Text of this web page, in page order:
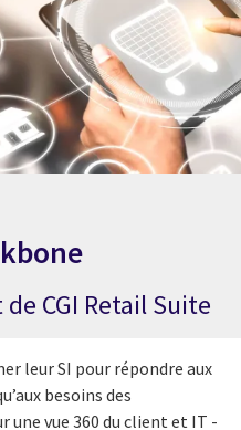
CGI Retail Suite
leur SI pour répondre aux
besoins des
vue 360 du client et IT -